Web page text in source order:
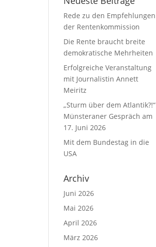
Rede zu den Empfehlungen
der Rentenkommission
Die Rente braucht breite
demokratische Mehrheiten
Erfolgreiche Veranstaltung
mit Journalistin Annett
Meiritz
„Sturm über dem Atlantik?!“
Münsteraner Gespräch am
17. Juni 2026
Mit dem Bundestag in die
USA
Archiv
Juni 2026
Mai 2026
April 2026
März 2026